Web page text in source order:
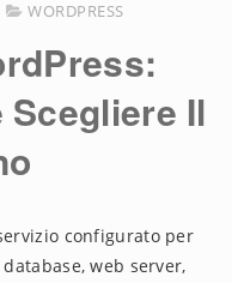
WORDPRESS
Scegliere Il
configurato per
web server,